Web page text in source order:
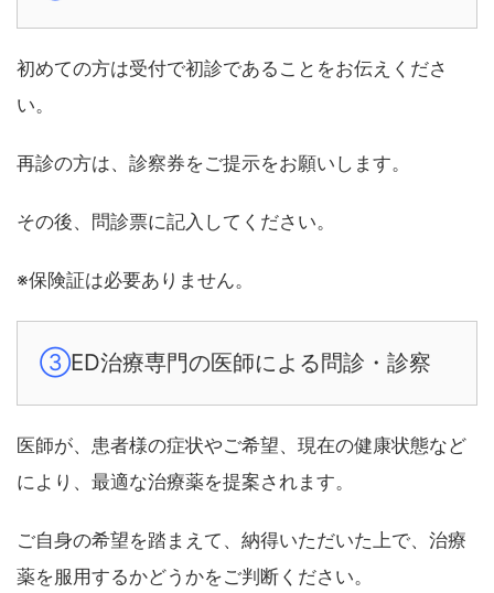
初めての方は受付で初診であることをお伝えくださ
い。
再診の方は、診察券をご提示をお願いします。
その後、問診票に記入してください。
※保険証は必要ありません。
③ED治療専門の医師による問診・診察
医師が、患者様の症状やご希望、現在の健康状態など
により、最適な治療薬を提案されます。
ご自身の希望を踏まえて、納得いただいた上で、治療
薬を服用するかどうかをご判断ください。